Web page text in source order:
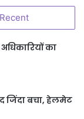
Recent
का
जिंदा बचा, हेलमेट